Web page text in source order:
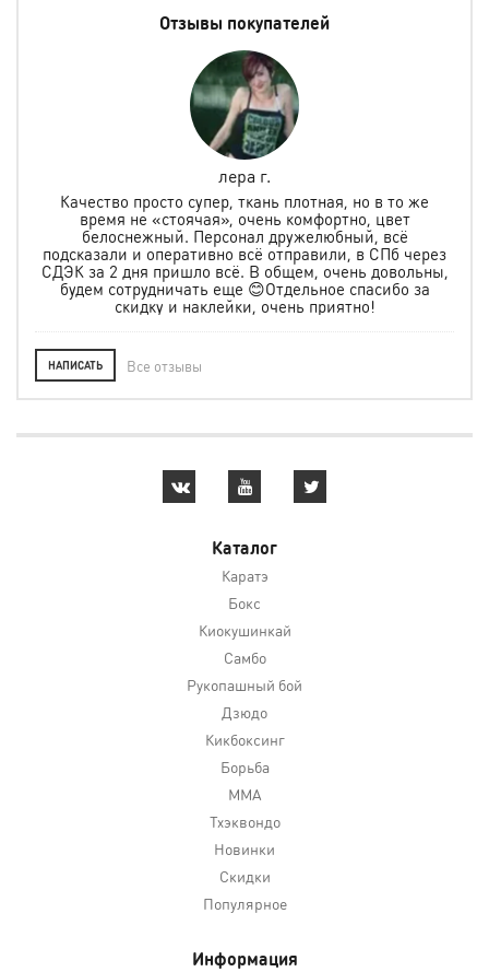
Отзывы покупателей
Елена Горетова
Заказывали защиту и шлем для мальчика, все
подошло. Спасибо за быструю доставку, за помощь в
выборе. Ребёнок очень рад. Желаем Вам много
клиентов, а мы уже в их числе.
НАПИСАТЬ Все отзывы
Каталог
Каратэ
Бокс
Киокушинкай
Самбо
Рукопашный бой
Дзюдо
Кикбоксинг
Борьба
MMA
Тхэквондо
Новинки
Скидки
Популярное
Информация